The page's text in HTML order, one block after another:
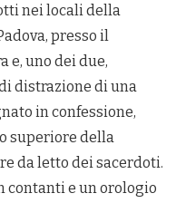
nei locali della
presso il
e, uno dei due,
distrazione di una
in confessione,
superiore della
da letto dei sacerdoti.
contanti e un orologio